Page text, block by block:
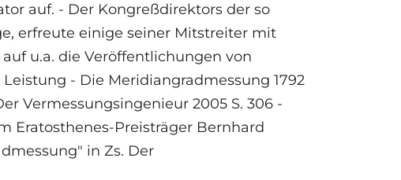
auf. - Der Kongreßdirektors der so
erfreute einige seiner Mitstreiter mit
u.a. die Veröffentlichungen von
- Die Meridiangradmessung 1792
Vermessungsingenieur 2005 S. 306 -
Eratosthenes-Preisträger Bernhard
in Zs. Der